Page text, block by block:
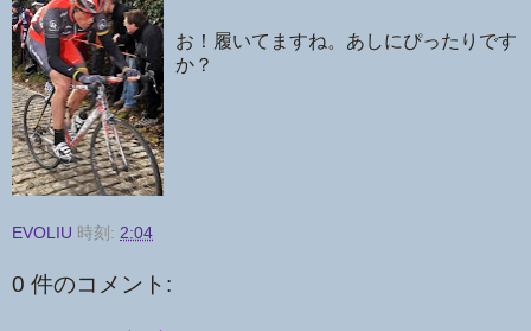
お！履いてますね。あしにぴったりです
か？
EVOLIU 時刻: 2:04
0 件のコメント: